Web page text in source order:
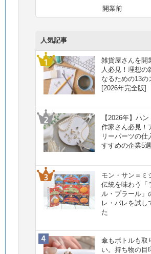
開業前
人気記事
雑貨屋さんを開
人必見！理想の
なるための13の
[2026年完全版]
【2026年】ハ
作家さん必見！
リーパーツの仕
すすめの企業5選
モン・サン＝ミ
伝統を味わう「
ル・プラール」
レ・パレを試し
た
傘もボトルも取
い。持ち物の目